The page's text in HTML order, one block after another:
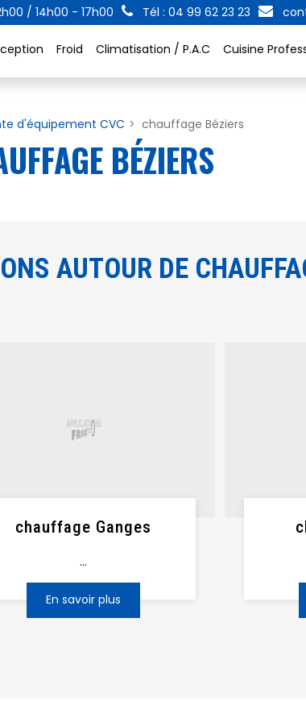
/ 14h00 - 17h00 Tél : 04 99 62 23 23
Froid Climatisation / P.A.C Cuisine
d'équipement CVC chauffage Béziers
BÉZIERS
AUTOUR DE
chauffage Ganges
...
En savoir plus